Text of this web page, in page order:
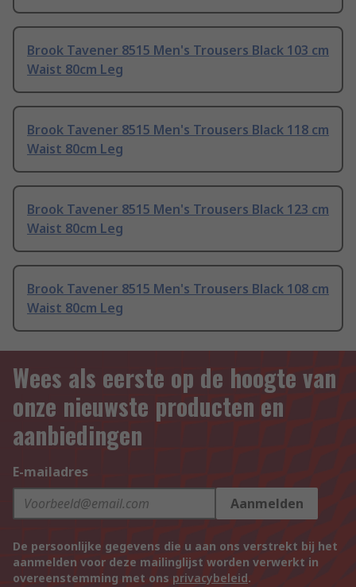
Brook Tavener 8515 Men's Trousers Black 103 cm
Waist 80cm Leg
Brook Tavener 8515 Men's Trousers Black 118 cm
Waist 80cm Leg
Brook Tavener 8515 Men's Trousers Black 123 cm
Waist 80cm Leg
Brook Tavener 8515 Men's Trousers Black 108 cm
Waist 80cm Leg
Wees als eerste op de hoogte van
onze nieuwste producten en
aanbiedingen
E-mailadres
Aanmelden
De persoonlijke gegevens die u aan ons verstrekt bij het
aanmelden voor deze mailinglijst worden verwerkt in
overeenstemming met ons privacybeleid.